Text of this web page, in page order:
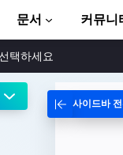
완벽한 웹 경험 창출
Web Stories
누구나 가볍게 즐길 수 있는
문서
가이드 및
AMP 이용방
커뮤니
택하세요
사이드바